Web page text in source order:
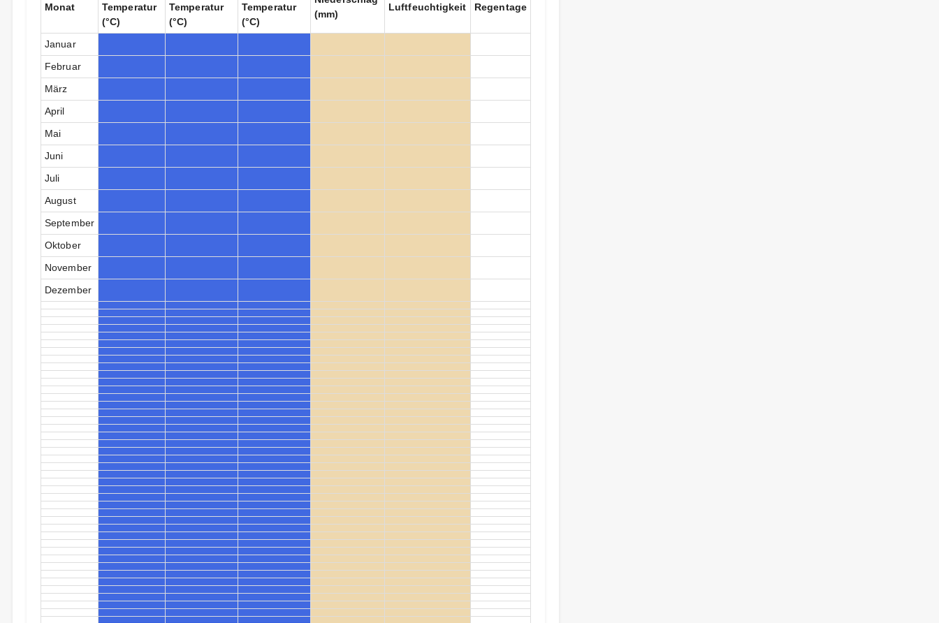
Monat
Temperatur
(°C)
Temperatur
(°C)
Temperatur
(°C)
(mm)
Luftfeuchtigkeit Regentage
Januar
Februar
März
April
Mai
Juni
Juli
August
September
Oktober
November
Dezember